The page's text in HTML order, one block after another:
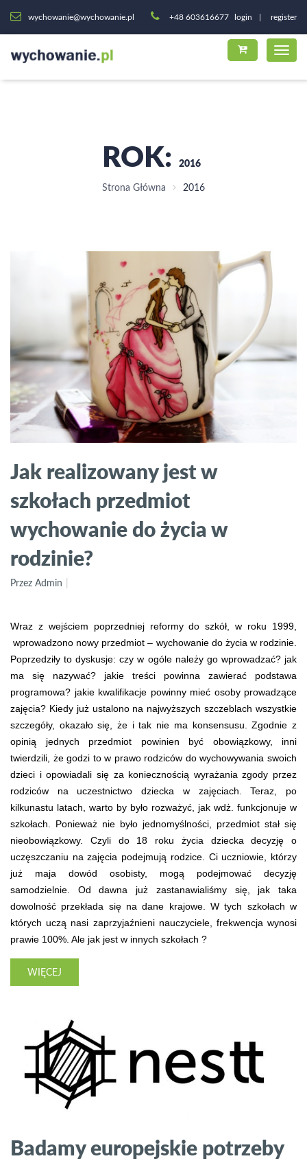
wychowanie@wychowanie.pl +48 603616677 login register
ROK: 2016
Strona Główna 2016
Jak realizowany jest w
szkołach przedmiot
wychowanie do życia w
rodzinie?
Przez Admin
Wraz z wejściem poprzedniej reformy do szkół, w roku 1999,
wprowadzono nowy przedmiot – wychowanie do życia w rodzinie.
Poprzedziły to dyskusje: czy w ogóle należy go wprowadzać? jak
ma się nazywać? jakie treści powinna zawierać podstawa
programowa? jakie kwalifikacje powinny mieć osoby prowadzące
zajęcia? Kiedy już ustalono na najwyższych szczeblach wszystkie
szczegóły, okazało się, że i tak nie ma konsensusu. Zgodnie z
opinią jednych przedmiot powinien być obowiązkowy, inni
twierdzili, że godzi to w prawo rodziców do wychowywania swoich
dzieci i opowiadali się za koniecznością wyrażania zgody przez
rodziców na uczestnictwo dziecka w zajęciach. Teraz, po
kilkunastu latach, warto by było rozważyć, jak wdż. funkcjonuje w
szkołach. Ponieważ nie było jednomyślności, przedmiot stał się
nieobowiązkowy. Czyli do 18 roku życia dziecka decyzję o
uczęszczaniu na zajęcia podejmują rodzice. Ci uczniowie, którzy
już maja dowód osobisty, mogą podejmować decyzję
samodzielnie. Od dawna już zastanawialiśmy się, jak taka
dowolność przekłada się na dane krajowe. W tych szkołach w
których uczą nasi zaprzyjaźnieni nauczyciele, frekwencja wynosi
prawie 100%. Ale jak jest w innych szkołach ?
WIĘCEJ
Badamy europejskie potrzeby